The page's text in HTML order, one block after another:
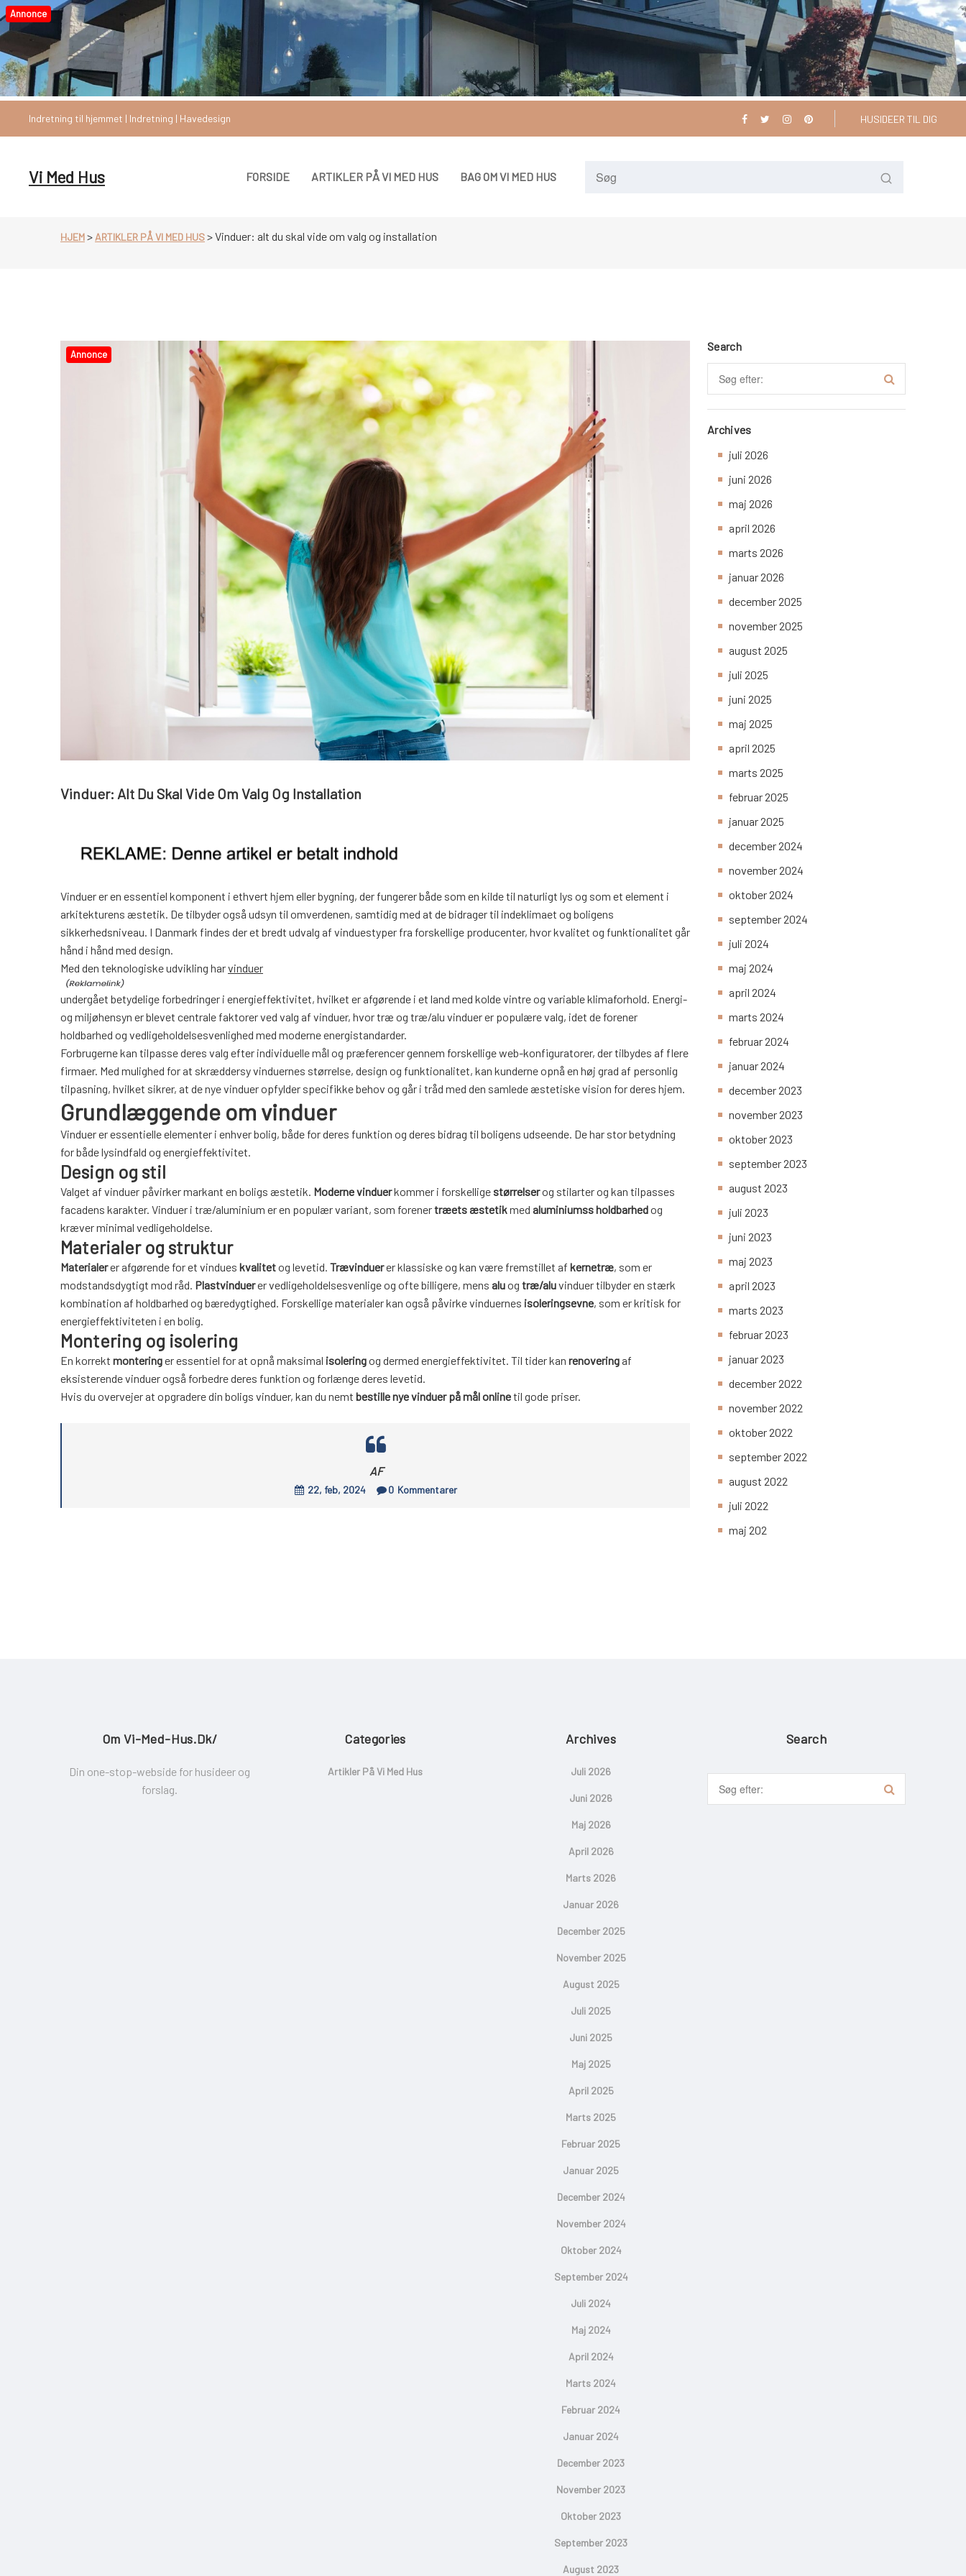
Videre
til
Annonce
Indretning til hjemmet | Indretning | Havedesign HUSIDEER TIL DIG
Vi Med Hus FORSIDE ARTIKLER PÅ VI MED HUS BAG OM VI MED HUS
HJEM> ARTIKLER PÅ VI MED HUS>Vinduer: alt du skal vide om valg og installation
Annonce
Vinduer: Alt Du Skal Vide Om Valg Og Installation
Vinduer er en essentiel komponent i ethvert hjem eller bygning, der fungerer både som en kilde til naturligt lys og som et element i
arkitekturens æstetik. De tilbyder også udsyn til omverdenen, samtidig med at de bidrager til indeklimaet og boligens
sikkerhedsniveau. I Danmark findes der et bredt udvalg af vinduestyper fra forskellige producenter, hvor kvalitet og funktionalitet går
hånd i hånd med design.
Med den teknologiske udvikling harvinduer
undergået betydelige forbedringer i energieffektivitet, hvilket er afgørende i et land med kolde vintre og variable klimaforhold. Energi-
og miljøhensyn er blevet centrale faktorer ved valg af vinduer, hvor træ og træ/alu vinduer er populære valg, idet de forener
holdbarhed og vedligeholdelsesvenlighed med moderne energistandarder.
Forbrugerne kan tilpasse deres valg efter individuelle mål og præferencer gennem forskellige web-konfiguratorer, der tilbydes af flere
firmaer. Med mulighed for at skræddersy vinduernes størrelse, design og funktionalitet, kan kunderne opnå en høj grad af personlig
tilpasning, hvilket sikrer, at de nye vinduer opfylder specifikke behov og går i tråd med den samlede æstetiske vision for deres hjem.
Grundlæggende om vinduer
Vinduer er essentielle elementer i enhver bolig, både for deres funktion og deres bidrag til boligens udseende. De har stor betydning
for både lysindfald og energieffektivitet.
Design og stil
Valget af vinduer påvirker markant en boligs æstetik. Moderne vinduerkommer i forskelligestørrelserog stilarter og kan tilpasses
facadens karakter. Vinduer i træ/aluminium er en populær variant, som forenertræets æstetikmed aluminiumss holdbarhedog
kræver minimal vedligeholdelse.
Materialer og struktur
Materialerer afgørende for et vindues kvalitetog levetid. Trævinduerer klassiske og kan være fremstillet af kernetræ, som er
modstandsdygtigt mod råd. Plastvinduerer vedligeholdelsesvenlige og ofte billigere, mens aluog træ/aluvinduer tilbyder en stærk
kombination af holdbarhed og bæredygtighed. Forskellige materialer kan også påvirke vinduernes isoleringsevne, som er kritisk for
energieffektiviteten i en bolig.
Montering og isolering
En korrekt monteringer essentiel for at opnå maksimal isoleringog dermed energieffektivitet. Til tider kan renovering af
eksisterende vinduer også forbedre deres funktion og forlænge deres levetid.
Hvis du overvejer at opgradere din boligs vinduer, kan du nemt bestille nye vinduer på mål onlinetil gode priser.
AF
22, feb, 2024 0 Kommentarer
Search
Archives
juli 2026
juni 2026
maj 2026
april 2026
marts 2026
januar 2026
december 2025
november 2025
august 2025
juli 2025
juni 2025
maj 2025
april 2025
marts 2025
februar 2025
januar 2025
december 2024
november 2024
oktober 2024
september 2024
juli 2024
maj 2024
april 2024
marts 2024
februar 2024
januar 2024
december 2023
november 2023
oktober 2023
september 2023
august 2023
juli 2023
juni 2023
maj 2023
april 2023
marts 2023
februar 2023
januar 2023
december 2022
november 2022
oktober 2022
september 2022
august 2022
juli 2022
maj 202
Om Vi-Med-Hus.dk/
Din one-stop-webside for husideer og
forslag.
Categories
Artikler På Vi Med Hus
Archives
Juli 2026
Juni 2026
Maj 2026
April 2026
Marts 2026
Januar 2026
December 2025
November 2025
August 2025
Juli 2025
Juni 2025
Maj 2025
April 2025
Marts 2025
Februar 2025
Januar 2025
December 2024
November 2024
Oktober 2024
September 2024
Juli 2024
Maj 2024
April 2024
Marts 2024
Februar 2024
Januar 2024
December 2023
November 2023
Oktober 2023
September 2023
August 2023
Search